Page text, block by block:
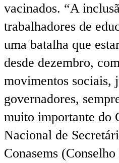
vacinados. “A
trabalhadores de
uma batalha que
desde dezembro,
movimentos sociais,
governadores,
muito importante do
Nacional de
Conasems